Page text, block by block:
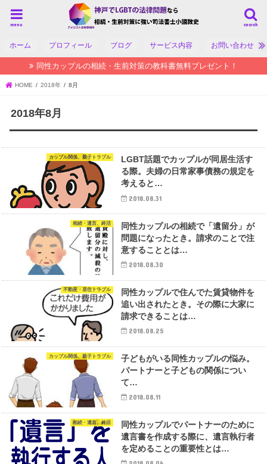
search
menu
ホーム プロフィール ブログ サービス内容 お問い合わせ
同性カップルの相続・生前対策の教科書無料プレゼント！
HOME 2018年 8月
2018年8月
カップル関係、親子トラブル
LGBT話題でカップルが同居生活す
る際。夫婦の日常家事債務の規定を
考えると…
2018.08.31
相続・遺言、終活
同性カップルの相続で「遺留分」が
問題になったとき。請求のことで注
意することとは…
2018.08.30
不動産・居住トラブル
同性カップルで住んでた賃貸物件を
追い出されたとき。その際に大家に
請求できることは…
2018.08.25
カップル関係、親子トラブル
子どもがいる同性カップルの悩み。
パートナーと子どもの関係につい
て…
2018.08.11
相続・遺言、終活
同性カップルでパートナーのために
遺言書を作成する際に、遺言執行者
を定めることの重要性とは…